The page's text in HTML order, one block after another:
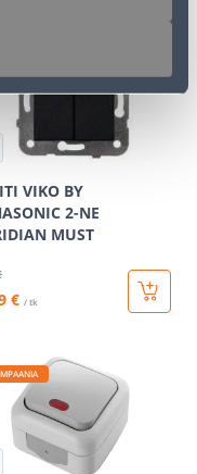
VIKO BY
2-NE
MUST
€ / tk